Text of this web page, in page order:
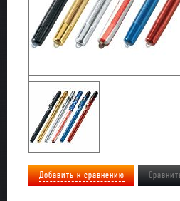
Добавить к сравнению